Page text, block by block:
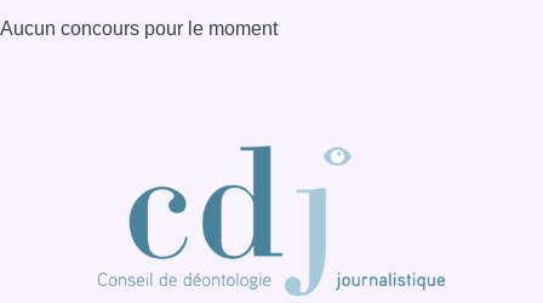
Aucun concours pour le moment